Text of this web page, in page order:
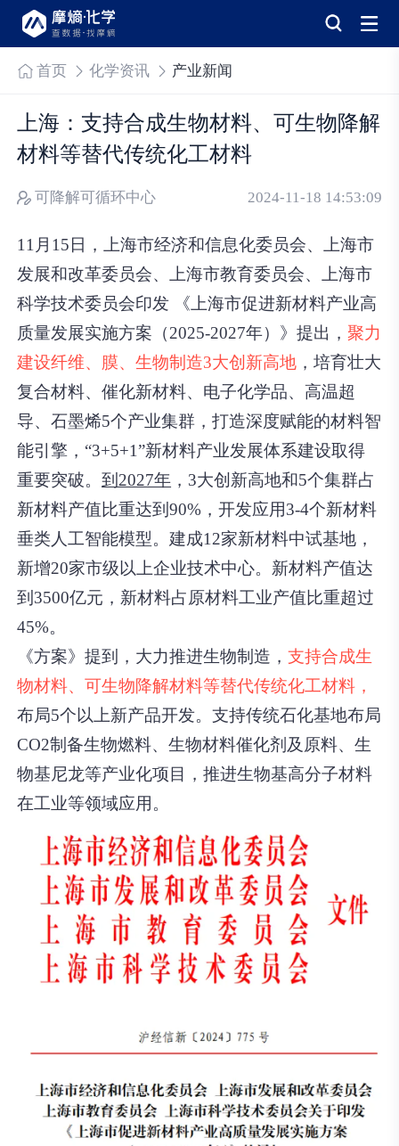
首页 化学资讯 产业新闻
上海：支持合成生物材料、可生物降解
材料等替代传统化工材料
可降解可循环中心 2024-11-18 14:53:09
11月15日，上海市经济和信息化委员会、上海市
发展和改革委员会、上海市教育委员会、上海市
科学技术委员会印发 《上海市促进新材料产业高
质量发展实施方案（2025-2027年）》提出，聚力
建设纤维、膜、生物制造3大创新高地 ，培育壮大
复合材料、催化新材料、电子化学品、高温超
导、石墨烯5个产业集群，打造深度赋能的材料智
能引擎，“3+5+1”新材料产业发展体系建设取得
重要突破。到2027年 ，3大创新高地和5个集群占
新材料产值比重达到90%，开发应用3-4个新材料
垂类人工智能模型。建成12家新材料中试基地，
新增20家市级以上企业技术中心。 新材料产值达
到3500亿元，新材料占原材料工业产值比重超过
45%。
《方案》提到， 大力推进生物制造，支持合成生
物材料、可生物降解材料等替代传统化工材料，
布局5个以上新产品开发。支持传统石化基地布局
CO2制备生物燃料、生物材料催化剂及原料、生
物基尼龙等产业化项目，推进生物基高分子材料
在工业等领域应用。